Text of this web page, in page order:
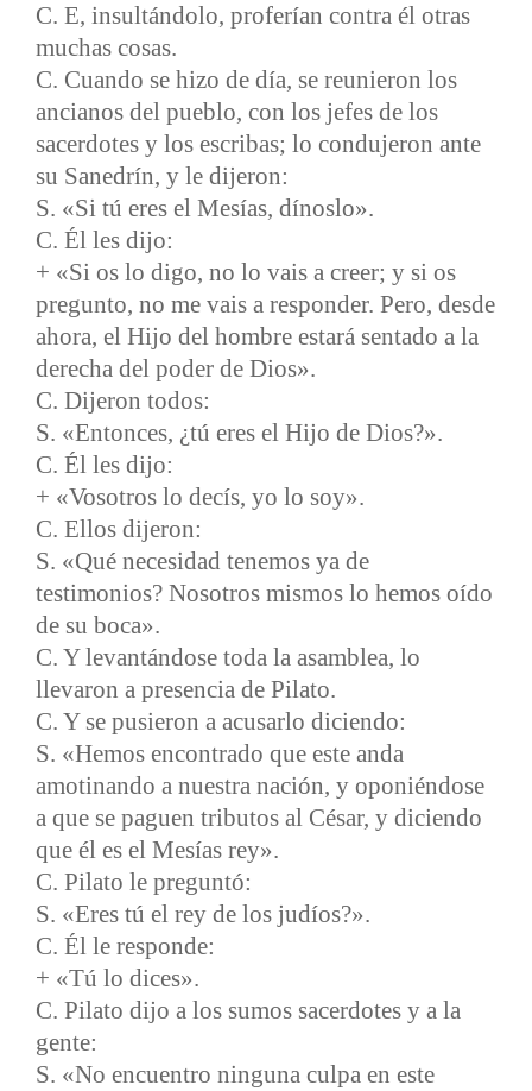
C. E, insultándolo, proferían contra él otras
muchas cosas.
C. Cuando se hizo de día, se reunieron los
ancianos del pueblo, con los jefes de los
sacerdotes y los escribas; lo condujeron ante
su Sanedrín, y le dijeron:
S. «Si tú eres el Mesías, dínoslo».
C. Él les dijo:
+ «Si os lo digo, no lo vais a creer; y si os
pregunto, no me vais a responder. Pero, desde
ahora, el Hijo del hombre estará sentado a la
derecha del poder de Dios».
C. Dijeron todos:
S. «Entonces, ¿tú eres el Hijo de Dios?».
C. Él les dijo:
+ «Vosotros lo decís, yo lo soy».
C. Ellos dijeron:
S. «Qué necesidad tenemos ya de
testimonios? Nosotros mismos lo hemos oído
de su boca».
C. Y levantándose toda la asamblea, lo
llevaron a presencia de Pilato.
C. Y se pusieron a acusarlo diciendo:
S. «Hemos encontrado que este anda
amotinando a nuestra nación, y oponiéndose
a que se paguen tributos al César, y diciendo
que él es el Mesías rey».
C. Pilato le preguntó:
S. «Eres tú el rey de los judíos?».
C. Él le responde:
+ «Tú lo dices».
C. Pilato dijo a los sumos sacerdotes y a la
gente:
S. «No encuentro ninguna culpa en este